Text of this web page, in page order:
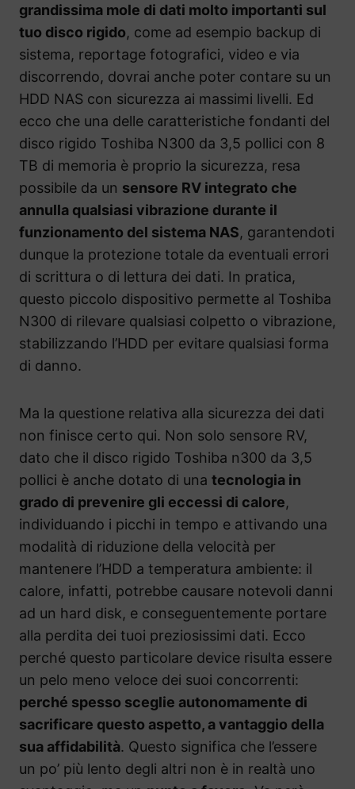
grandissima mole di dati molto importanti sul
tuo disco rigido, come ad esempio backup di
sistema, reportage fotografici, video e via
discorrendo, dovrai anche poter contare su un
HDD NAS con sicurezza ai massimi livelli. Ed
ecco che una delle caratteristiche fondanti del
disco rigido Toshiba N300 da 3,5 pollici con 8
TB di memoria è proprio la sicurezza, resa
possibile da un sensore RV integrato che
annulla qualsiasi vibrazione durante il
funzionamento del sistema NAS, garantendoti
dunque la protezione totale da eventuali errori
di scrittura o di lettura dei dati. In pratica,
questo piccolo dispositivo permette al Toshiba
N300 di rilevare qualsiasi colpetto o vibrazione,
stabilizzando l’HDD per evitare qualsiasi forma
di danno.
Ma la questione relativa alla sicurezza dei dati
non finisce certo qui. Non solo sensore RV,
dato che il disco rigido Toshiba n300 da 3,5
pollici è anche dotato di una tecnologia in
grado di prevenire gli eccessi di calore,
individuando i picchi in tempo e attivando una
modalità di riduzione della velocità per
mantenere l’HDD a temperatura ambiente: il
calore, infatti, potrebbe causare notevoli danni
ad un hard disk, e conseguentemente portare
alla perdita dei tuoi preziosissimi dati. Ecco
perché questo particolare device risulta essere
un pelo meno veloce dei suoi concorrenti:
perché spesso sceglie autonomamente di
sacrificare questo aspetto, a vantaggio della
sua affidabilità. Questo significa che l’essere
un po’ più lento degli altri non è in realtà uno